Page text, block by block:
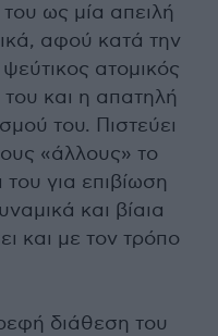
ως μία απειλή
αφού κατά την
ατομικός
και η απατηλή
του. Πιστεύει
«άλλους» το
για επιβίωση
και βίαια
και με τον τρόπο
διάθεση του